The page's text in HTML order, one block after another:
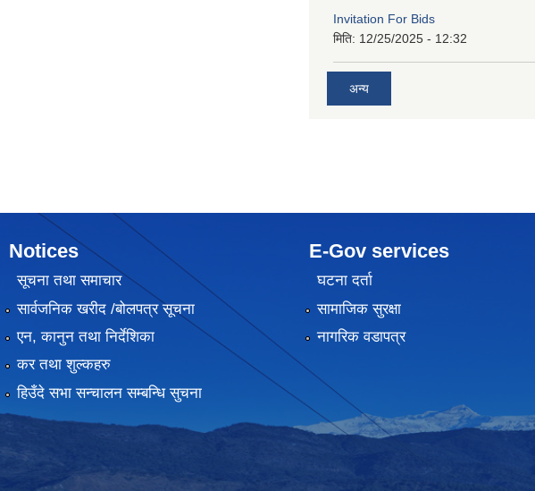
Invitation For Bids
मिति: 12/25/2025 - 12:32
अन्य
Notices
सूचना तथा समाचार
सार्वजनिक खरीद /बोलपत्र सूचना
एन, कानुन तथा निर्देशिका
कर तथा शुल्कहरु
हिउँदे सभा सन्चालन सम्बन्धि सुचना
E-Gov services
घटना दर्ता
सामाजिक सुरक्षा
नागरिक वडापत्र